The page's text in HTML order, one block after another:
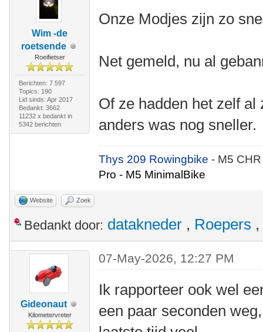
Wim -de
roetsende
Roeifietser
Berichten: 7.597
Topics: 190
Lid sinds: Apr 2017
Bedankt: 3662
11232 x bedankt in
5342 berichten
Onze Modjes zijn zo
Net gemeld, nu al
Of ze hadden het zelf
anders was nog sneller.
Thys 209 Rowingbike- M5
Pro - M5 MinimalBike
Website Zoek
Bedankt door: datakneder , Roepers ,
Gideonaut
Kilometervreter
07-May-2026, 12:27 PM
Ik rapporteer ook wel
een paar seconden